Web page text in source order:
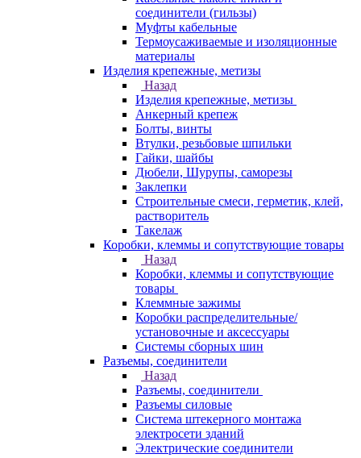
соединители (гильзы)
Муфты кабельные
Термоусаживаемые и изоляционные
материалы
Изделия крепежные, метизы
Назад
Изделия крепежные, метизы
Анкерный крепеж
Болты, винты
Втулки, резьбовые шпильки
Гайки, шайбы
Дюбели, Шурупы, саморезы
Заклепки
Строительные смеси, герметик, клей,
растворитель
Такелаж
Коробки, клеммы и сопутствующие товары
Назад
Коробки, клеммы и сопутствующие
товары
Клеммные зажимы
Коробки распределительные/
установочные и аксессуары
Системы сборных шин
Разъемы, соединители
Назад
Разъемы, соединители
Разъемы силовые
Система штекерного монтажа
электросети зданий
Электрические соединители